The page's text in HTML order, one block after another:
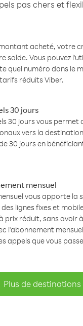
pas chers et
acheté, votre
solde. Vous pouvez
quel numéro dans le
réduits Viber.
30 jours
30 jours vous permet
vers la
30 jours en
mensuel
vous apporte la
lignes fixes et
prix réduit, sans avoir
l'abonnement
appels que vous
Plus de destinations